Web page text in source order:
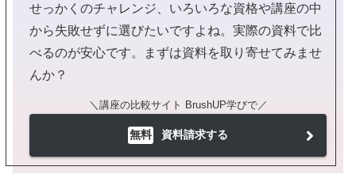
せっかくのチャレンジ、いろいろな資格や講座の中
から失敗せずに選びたいですよね。実際の資料で比
べるのが安心です。まずは資料を取り寄せてみませ
んか？
＼講座の比較サイト BrushUP学びで／
無料 資料請求する